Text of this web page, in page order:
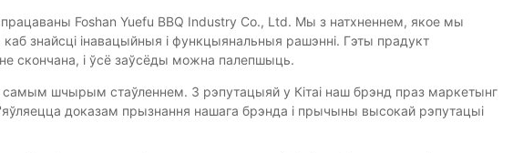
Foshan Yuefu BBQ Industry Co., Ltd. Мы з натхненнем, якое мы
знайсці інавацыйныя і функцыянальныя рашэнні. Гэты прадукт
не скончана, і ўсё заўсёды можна палепшыць.
самым шчырым стаўленнем. З рэпутацыяй у Кітаі наш брэнд праз маркетынг
доказам прызнання нашага брэнда і прычыны высокай рэпутацыі